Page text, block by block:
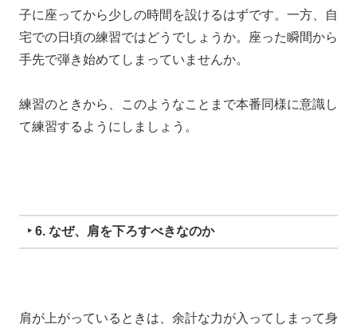
子に座ってから少しの時間を設けるはずです。 一方、自
宅での日頃の練習ではどうでしょうか。
座った瞬間から
手先で弾き始めてしまっていませんか。
練習のときから、
このようなことまで本番同様に意識し
て練習するようにしましょう。
‣ 6. なぜ、肩を下ろすべきなのか
肩が上がっているときは、 余計な力が入ってしまって身